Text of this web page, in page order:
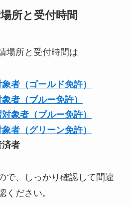
所と受付時間
場所と受付時間は
者（ゴールド免許）
者（ブルー免許）
象者（ブルー免許）
者（グリーン免許）
者
で、しっかり確認して間違
ください。